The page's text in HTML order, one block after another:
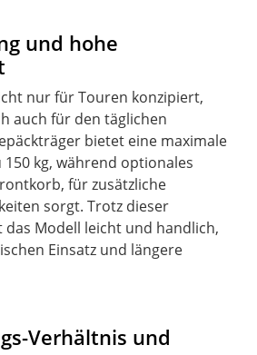
und hohe
nur für Touren konzipiert,
auch für den täglichen
bietet eine maximale
150 kg, während optionales
für zusätzliche
sorgt. Trotz dieser
das Modell leicht und handlich,
Einsatz und längere
Verhältnis und